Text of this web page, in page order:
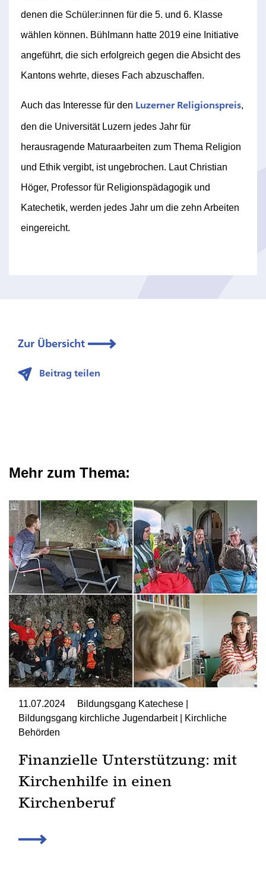
denen die Schüler:innen für die 5. und 6. Klasse
wählen können. Bühlmann hatte 2019 eine Initiative
angeführt, die sich erfolgreich gegen die Absicht des
Kantons wehrte, dieses Fach abzuschaffen.
Auch das Interesse für den Luzerner Religionspreis,
den die Universität Luzern jedes Jahr für
herausragende Maturaarbeiten zum Thema Religion
und Ethik vergibt, ist ungebrochen. Laut Christian
Höger, Professor für Religionspädagogik und
Katechetik, werden jedes Jahr um die zehn Arbeiten
eingereicht.
Zur Übersicht
Beitrag teilen
Mehr zum Thema:
11.07.2024
Bildungsgang Katechese |
Bildungsgang kirchliche Jugendarbeit | Kirchliche
Behörden
Finanzielle Unterstützung: mit
Kirchenhilfe in einen
Kirchenberuf